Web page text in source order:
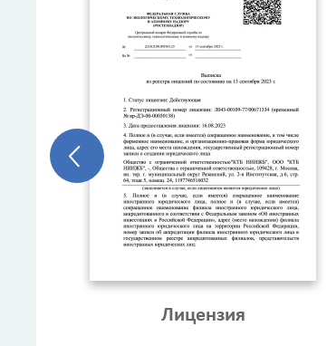
Лицензия